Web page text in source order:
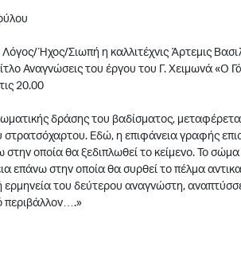
Ήχος/Σιωπή η καλλιτέχνις Άρτεμις
Αναγνώσεις του έργου του Γ. Χειμωνά «Ο
20.00
δράσης του βαδίσματος,
Εδώ, η επιφάνεια γραφής
οποία θα ξεδιπλωθεί το κείμενο. Το
επάνω στην οποία θα συρθεί το πέλμα
του δεύτερου αναγνώστη,
περιβάλλον….»